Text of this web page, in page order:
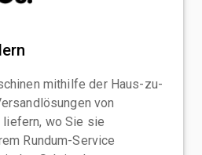
mithilfe der Haus-zu-
von
liefern, wo Sie sie
Rundum-Service